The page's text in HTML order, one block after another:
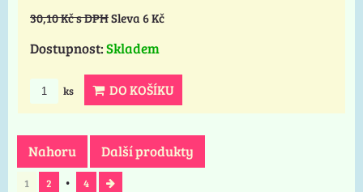
30,10 Kčs DPHSleva 6 Kč
Dostupnost:Skladem
ks DO KOŠÍKU
Nahoru Další produkty
1 2 4